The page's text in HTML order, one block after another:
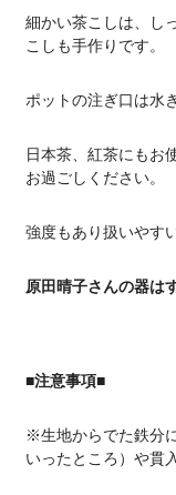
細かい茶こしは、し
こしも手作りです。
ポットの注ぎ口は水
日本茶、紅茶にもお
お過ごしください。
強度もあり扱いやす
原田晴子さんの器は
■注意事項■
※生地からでた鉄分
いったところ）や貫